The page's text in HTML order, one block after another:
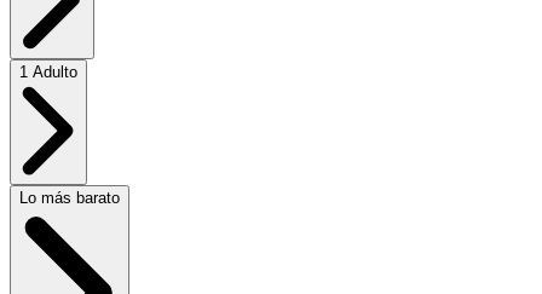
1 Adulto
Lo más barato